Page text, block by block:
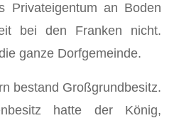
Privateigentum an Boden
bei den Franken nicht.
ganze Dorfgemeinde.
bestand Großgrundbesitz.
hatte der König,